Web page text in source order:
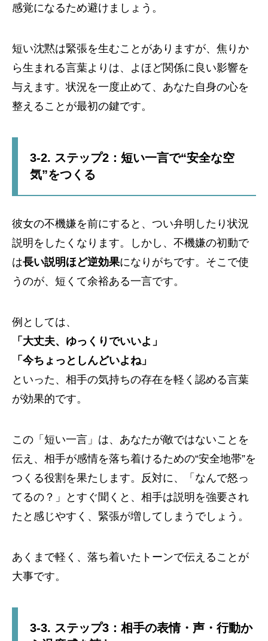
感覚になるため避けましょう。
短い沈黙は緊張を生むことがありますが、焦りか
ら生まれる言葉よりは、よほど関係に良い影響を
与えます。状況を一度止めて、あなた自身の心を
整えることが最初の鍵です。
3-2. ステップ2：短い一言で“安全な空
気”をつくる
彼女の不機嫌を前にすると、つい弁明したり状況
説明をしたくなります。しかし、不機嫌の初動で
は長い説明ほど逆効果になりがちです。そこで使
うのが、短くて余裕ある一言です。
例としては、
「大丈夫、ゆっくりでいいよ」
「今ちょっとしんどいよね」
といった、相手の気持ちの存在を軽く認める言葉
が効果的です。
この「短い一言」は、あなたが敵ではないことを
伝え、相手が感情を落ち着けるための“安全地帯”を
つくる役割を果たします。反対に、「なんで怒っ
てるの？」とすぐ聞くと、相手は説明を強要され
たと感じやすく、緊張が増してしまうでしょう。
あくまで軽く、落ち着いたトーンで伝えることが
大事です。
3-3. ステップ3：相手の表情・声・行動か